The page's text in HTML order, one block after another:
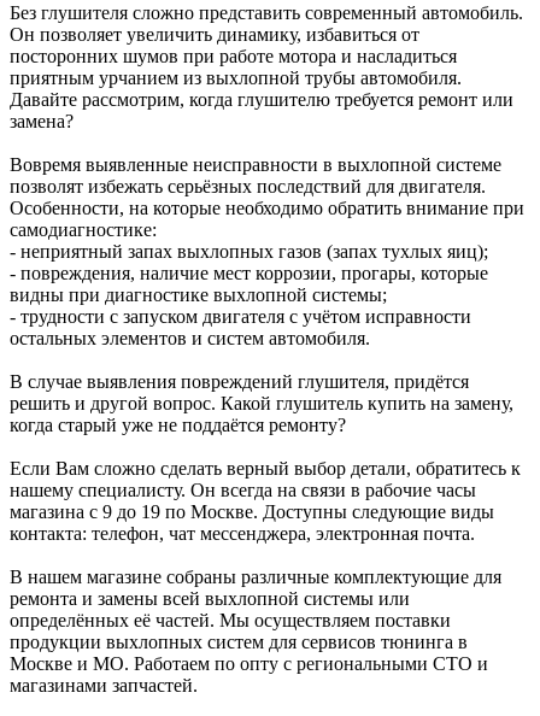
Без глушителя сложно представить современный автомобиль.
Он позволяет увеличить динамику, избавиться от
посторонних шумов при работе мотора и насладиться
приятным урчанием из выхлопной трубы автомобиля.
Давайте рассмотрим, когда глушителю требуется ремонт или
замена?
Вовремя выявленные неисправности в выхлопной системе
позволят избежать серьёзных последствий для двигателя.
Особенности, на которые необходимо обратить внимание при
самодиагностике:
- неприятный запах выхлопных газов (запах тухлых яиц);
- повреждения, наличие мест коррозии, прогары, которые
видны при диагностике выхлопной системы;
- трудности с запуском двигателя с учётом исправности
остальных элементов и систем автомобиля.
В случае выявления повреждений глушителя, придётся
решить и другой вопрос. Какой глушитель купить на замену,
когда старый уже не поддаётся ремонту?
Если Вам сложно сделать верный выбор детали, обратитесь к
нашему специалисту. Он всегда на связи в рабочие часы
магазина с 9 до 19 по Москве. Доступны следующие виды
контакта: телефон, чат мессенджера, электронная почта.
В нашем магазине собраны различные комплектующие для
ремонта и замены всей выхлопной системы или
определённых её частей. Мы осуществляем поставки
продукции выхлопных систем для сервисов тюнинга в
Москве и МО. Работаем по опту с региональными СТО и
магазинами запчастей.